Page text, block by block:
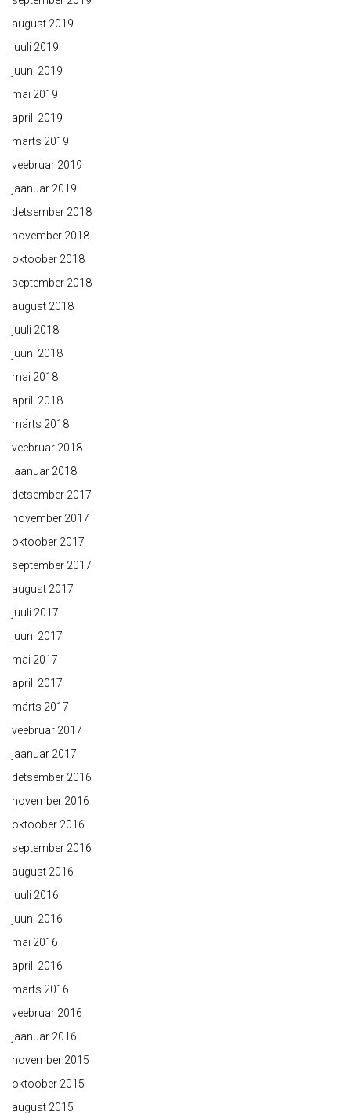
august 2019
juuli 2019
juuni 2019
mai 2019
aprill 2019
märts 2019
veebruar 2019
jaanuar 2019
detsember 2018
november 2018
oktoober 2018
september 2018
august 2018
juuli 2018
juuni 2018
mai 2018
aprill 2018
märts 2018
veebruar 2018
jaanuar 2018
detsember 2017
november 2017
oktoober 2017
september 2017
august 2017
juuli 2017
juuni 2017
mai 2017
aprill 2017
märts 2017
veebruar 2017
jaanuar 2017
detsember 2016
november 2016
oktoober 2016
september 2016
august 2016
juuli 2016
juuni 2016
mai 2016
aprill 2016
märts 2016
veebruar 2016
jaanuar 2016
november 2015
oktoober 2015
august 2015